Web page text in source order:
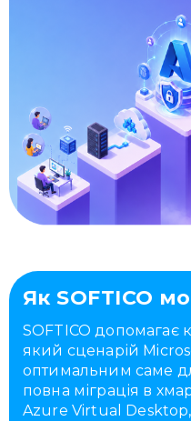
Як SOFTICO
SOFTICO допомагає
який сценарій
оптимальним саме
повна міграція в
Azure Virtual